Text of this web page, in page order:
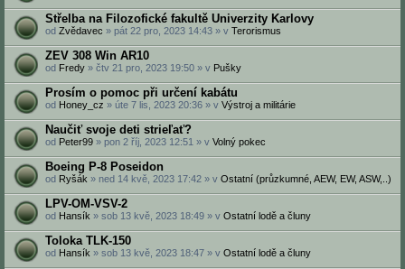
Střelba na Filozofické fakultě Univerzity Karlovy
od Zvědavec » pát 22 pro, 2023 14:43 » v Terorismus
ZEV 308 Win AR10
od Fredy » čtv 21 pro, 2023 19:50 » v Pušky
Prosím o pomoc při určení kabátu
od Honey_cz » úte 7 lis, 2023 20:36 » v Výstroj a militárie
Naučiť svoje deti strieľať?
od Peter99 » pon 2 říj, 2023 12:51 » v Volný pokec
Boeing P-8 Poseidon
od Ryšák » ned 14 kvě, 2023 17:42 » v Ostatní (průzkumné, AEW, EW, ASW,..)
LPV-OM-VSV-2
od Hansík » sob 13 kvě, 2023 18:49 » v Ostatní lodě a čluny
Toloka TLK-150
od Hansík » sob 13 kvě, 2023 18:47 » v Ostatní lodě a čluny